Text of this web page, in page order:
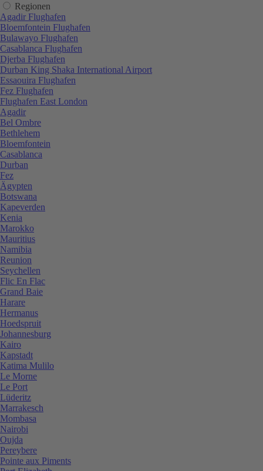
Regionen
Agadir Flughafen
Bloemfontein Flughafen
Bulawayo Flughafen
Casablanca Flughafen
Djerba Flughafen
Durban King Shaka International Airport
Essaouira Flughafen
Fez Flughafen
Flughafen East London
Agadir
Bel Ombre
Bethlehem
Bloemfontein
Casablanca
Durban
Fez
Ägypten
Botswana
Kapeverden
Kenia
Marokko
Mauritius
Namibia
Reunion
Seychellen
Flic En Flac
Grand Baie
Harare
Hermanus
Hoedspruit
Johannesburg
Kairo
Kapstadt
Katima Mulilo
Le Morne
Le Port
Lüderitz
Marrakesch
Mombasa
Nairobi
Oujda
Pereybere
Pointe aux Piments